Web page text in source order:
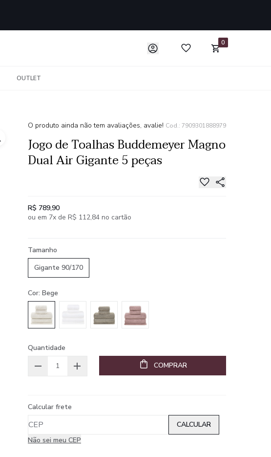
0
OUTLET
O produto ainda não tem avaliações, avalie! Cod.: 7909301888979
Jogo de Toalhas Buddemeyer Magno
Dual Air Gigante 5 peças
R$ 789,90
ou em 7x de R$ 112,84 no cartão
Tamanho
Gigante 90/170
Cor: Bege
Quantidade
COMPRAR
Calcular frete
Não sei meu CEP